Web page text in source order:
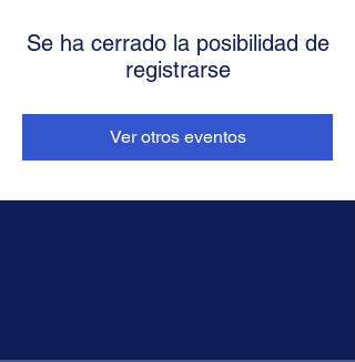
Se ha cerrado la posibilidad de
registrarse
Ver otros eventos